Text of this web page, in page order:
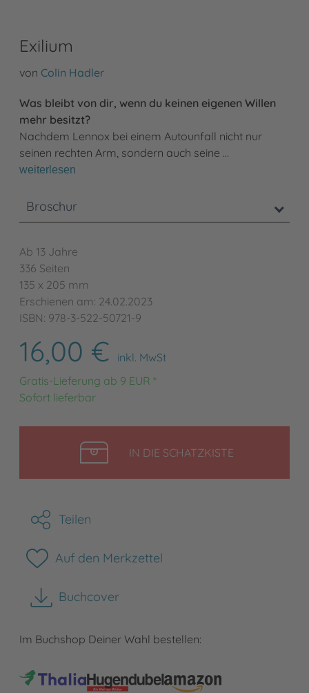
Exilium
von Colin Hadler
Was bleibt von dir, wenn du keinen eigenen Willen
mehr besitzt?
Nachdem Lennox bei einem Autounfall nicht nur
seinen rechten Arm, sondern auch seine …
weiterlesen
Broschur
Ab 13 Jahre
336 Seiten
135 x 205 mm
Erschienen am: 24.02.2023
ISBN: 978-3-522-50721-9
16,00 €
inkl. MwSt
Gratis-Lieferung ab 9 EUR *
Sofort lieferbar
IN DIE SCHATZKISTELEGEN
Teilen
Auf den Merkzettel
Buchcover
herunterladen
Im Buchshop Deiner Wahl bestellen: